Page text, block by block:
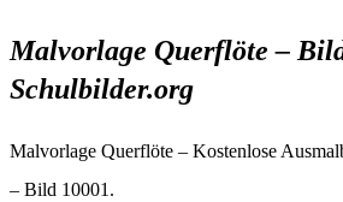
Malvorlage Querflöte –
Schulbilder.org
Malvorlage Querflöte – Kostenlose
– Bild 10001.